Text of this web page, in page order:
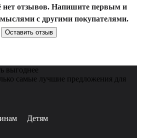
нет отзывов. Напишите первым и
мыслями с другими покупателями.
Оставить отзыв
выгоднее
самые лучшие предложения для
Детям